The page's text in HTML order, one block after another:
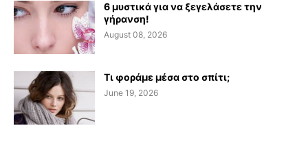
6 μυστικά για να ξεγελάσετε την
γήρανση!
August 08, 2026
Τι φοράμε μέσα στο σπίτι;
June 19, 2026